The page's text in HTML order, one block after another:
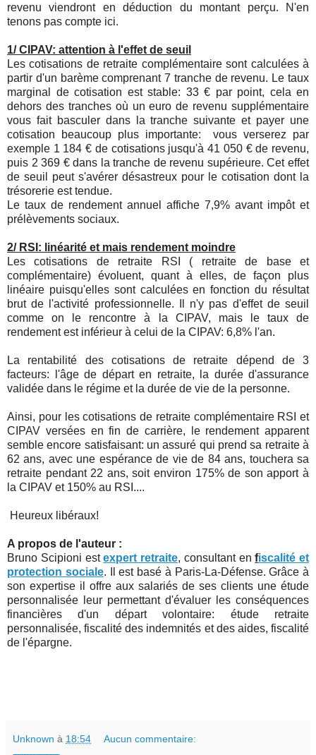
revenu viendront en déduction du montant perçu. N'en
tenons pas compte ici.
1/ CIPAV: attention à l'effet de seuil
Les cotisations de retraite complémentaire sont calculées à
partir d'un barème comprenant 7 tranche de revenu. Le taux
marginal de cotisation est stable: 33 € par point, cela en
dehors des tranches où un euro de revenu supplémentaire
vous fait basculer dans la tranche suivante et payer une
cotisation beaucoup plus importante: vous verserez par
exemple 1 184 € de cotisations jusqu'à 41 050 € de revenu,
puis 2 369 € dans la tranche de revenu supérieure. Cet effet
de seuil peut s'avérer désastreux pour le cotisation dont la
trésorerie est tendue.
Le taux de rendement annuel affiche 7,9% avant impôt et
prélèvements sociaux.
2/ RSI: linéarité et mais rendement moindre
Les cotisations de retraite RSI ( retraite de base et
complémentaire) évoluent, quant à elles, de façon plus
linéaire puisqu'elles sont calculées en fonction du résultat
brut de l'activité professionnelle. Il n'y pas d'effet de seuil
comme on le rencontre à la CIPAV, mais le taux de
rendement est inférieur à celui de la CIPAV: 6,8% l'an.
La rentabilité des cotisations de retraite dépend de 3
facteurs: l'âge de départ en retraite, la durée d'assurance
validée dans le régime et la durée de vie de la personne.
Ainsi, pour les cotisations de retraite complémentaire RSI et
CIPAV versées en fin de carrière, le rendement apparent
semble encore satisfaisant: un assuré qui prend sa retraite à
62 ans, avec une espérance de vie de 84 ans, touchera sa
retraite pendant 22 ans, soit environ 175% de son apport à
la CIPAV et 150% au RSI....
Heureux libéraux!
A propos de l'auteur :
Bruno Scipioni estexpert retraite, consultant enfiscalité et
protection sociale. Il est basé à Paris-La-Défense. Grâce à
son expertise il offre aux salariés de ses clients une étude
personnalisée leur permettant d'évaluer les conséquences
financières d'un départ volontaire: étude retraite
personnalisée, fiscalité des indemnités et des aides, fiscalité
de l'épargne.
Unknown à 18:54 Aucun commentaire: